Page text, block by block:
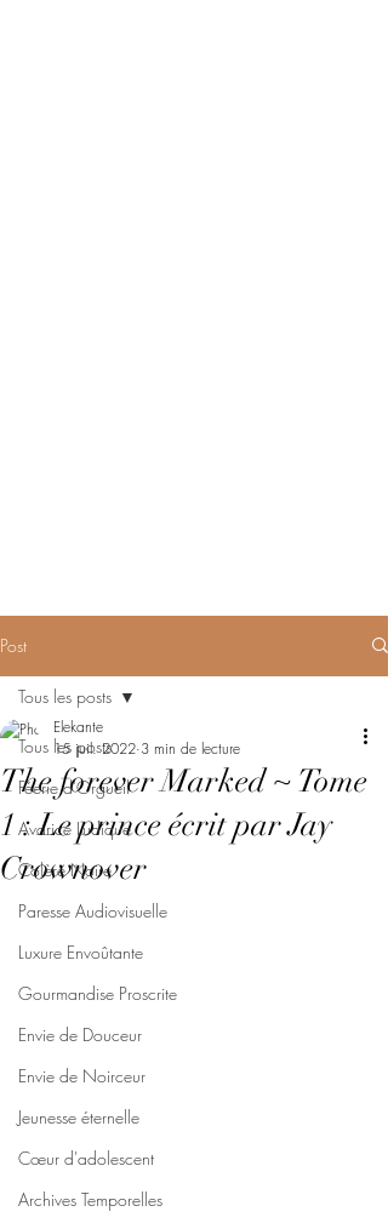
Post
Tous les posts
Féerie d'Orgueil
Avarice Ludique
Colère Noire
Paresse Audiovisuelle
Luxure Envoûtante
Gourmandise Proscrite
Envie de Douceur
Envie de Noirceur
Jeunesse éternelle
Cœur d'adolescent
Archives Temporelles
Tous les posts
The forever Marked ~ Tome
1 : Le prince écrit par Jay
Crownover
Elekante
15 juil. 2022 3 min de lecture